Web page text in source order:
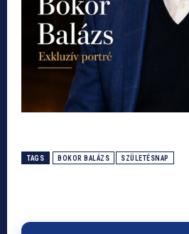
TAGS BOKOR BALÁZS SZÜLETÉSNAP